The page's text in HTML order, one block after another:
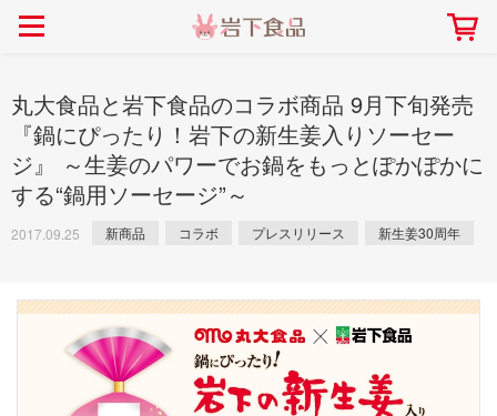
ごあいさつ 会社概要
> 新商品
> イベント
> コラボ
> 飲食店コラボ
> イワシカちゃん
> オンラインショップ
> メディア掲載
ト「NEW GINGER SUMMER
> 生姜
> らっきょう
> オリーブ
> 梅
> らっきょうレシピ
> オリーブレシピ
> その他のレシピ
豚バラ肉のくるくる巻き～細巻
畑での取り組み 工場での取り組み
岩下の新生姜ミュージアム
しょうがを食べてお悩
丸大食品と岩下食品のコラボ商品 9月下旬発売
『鍋にぴったり！岩下の新生姜入りソーセー
ジ』 ～生姜のパワーでお鍋をもっとぽかぽかに
する“鍋用ソーセージ”～
2017.09.25 新商品 コラボ プレスリリース 新生姜30周年